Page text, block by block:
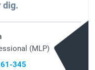
dig.
(MLP)
345